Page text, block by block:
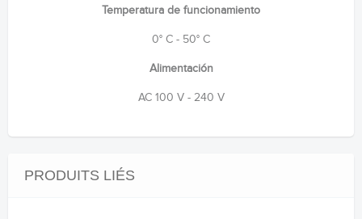
Temperatura de funcionamiento
0° C - 50° C
Alimentación
AC 100 V - 240 V
PRODUITS LIÉS